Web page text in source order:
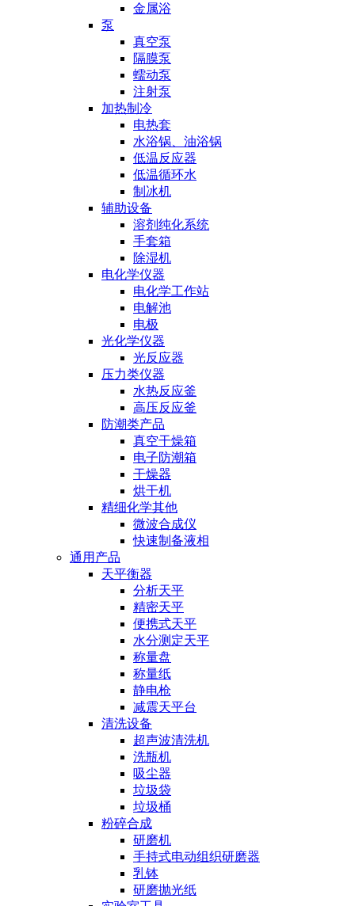
金属浴
泵
真空泵
隔膜泵
蠕动泵
注射泵
加热制冷
电热套
水浴锅、油浴锅
低温反应器
低温循环水
制冰机
辅助设备
溶剂纯化系统
手套箱
除湿机
电化学仪器
电化学工作站
电解池
电极
光化学仪器
光反应器
压力类仪器
水热反应釜
高压反应釜
防潮类产品
真空干燥箱
电子防潮箱
干燥器
烘干机
精细化学其他
微波合成仪
快速制备液相
通用产品
天平衡器
分析天平
精密天平
便携式天平
水分测定天平
称量盘
称量纸
静电枪
减震天平台
清洗设备
超声波清洗机
洗瓶机
吸尘器
垃圾袋
垃圾桶
粉碎合成
研磨机
手持式电动组织研磨器
乳钵
研磨抛光纸